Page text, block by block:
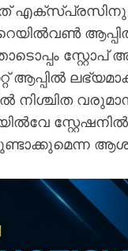
എക്സ്പ്രസിനു
റെയിൽവൺ
സ്റ്റോപ്
ആപ്പിൽ
നിശ്ചിത